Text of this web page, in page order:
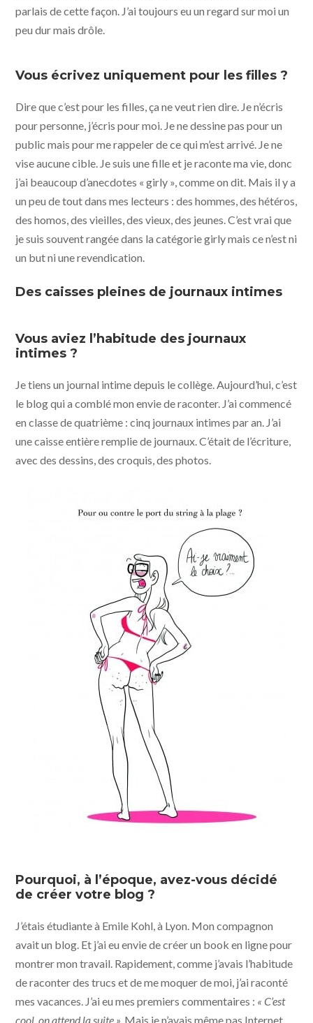
parlais de cette façon. J’ai toujours eu un regard sur moi un
peu dur mais drôle.
Vous écrivez uniquement pour les filles ?
Dire que c’est pour les filles, ça ne veut rien dire. Je n’écris
pour personne, j’écris pour moi. Je ne dessine pas pour un
public mais pour me rappeler de ce qui m’est arrivé. Je ne
vise aucune cible. Je suis une fille et je raconte ma vie, donc
j’ai beaucoup d’anecdotes « girly », comme on dit. Mais il y a
un peu de tout dans mes lecteurs : des hommes, des hétéros,
des homos, des vieilles, des vieux, des jeunes. C’est vrai que
je suis souvent rangée dans la catégorie girly mais ce n’est ni
un but ni une revendication.
Des caisses pleines de journaux intimes
Vous aviez l’habitude des journaux
intimes ?
Je tiens un journal intime depuis le collège. Aujourd’hui, c’est
le blog qui a comblé mon envie de raconter. J’ai commencé
en classe de quatrième : cinq journaux intimes par an. J’ai
une caisse entière remplie de journaux. C’était de l’écriture,
avec des dessins, des croquis, des photos.
Pourquoi, à l’époque, avez-vous décidé
de créer votre blog ?
J’étais étudiante à Emile Kohl, à Lyon. Mon compagnon
avait un blog. Et j’ai eu envie de créer un book en ligne pour
montrer mon travail. Rapidement, comme j’avais l’habitude
de raconter des trucs et de me moquer de moi, j’ai raconté
mes vacances. J’ai eu mes premiers commentaires : « C’est
cool, on attend la suite ». Mais je n’avais même pas Internet